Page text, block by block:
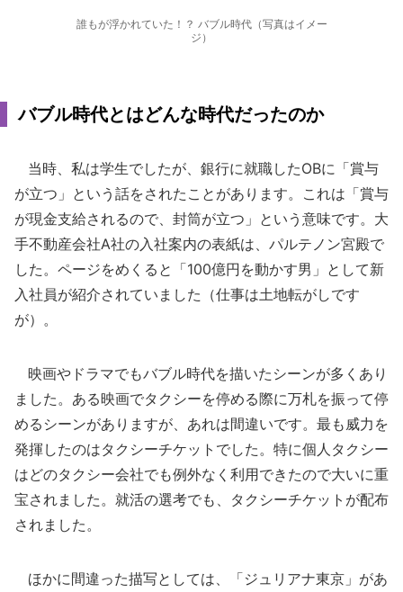
誰もが浮かれていた！？ バブル時代（写真はイメー
ジ）
バブル時代とはどんな時代だったのか
当時、私は学生でしたが、銀行に就職したOBに「賞与
が立つ」という話をされたことがあります。これは「賞与
が現金支給されるので、封筒が立つ」という意味です。大
手不動産会社A社の入社案内の表紙は、パルテノン宮殿で
した。ページをめくると「100億円を動かす男」として新
入社員が紹介されていました（仕事は土地転がしです
が）。
映画やドラマでもバブル時代を描いたシーンが多くあり
ました。ある映画でタクシーを停める際に万札を振って停
めるシーンがありますが、あれは間違いです。最も威力を
発揮したのはタクシーチケットでした。特に個人タクシー
はどのタクシー会社でも例外なく利用できたので大いに重
宝されました。就活の選考でも、タクシーチケットが配布
されました。
ほかに間違った描写としては、「ジュリアナ東京」があ